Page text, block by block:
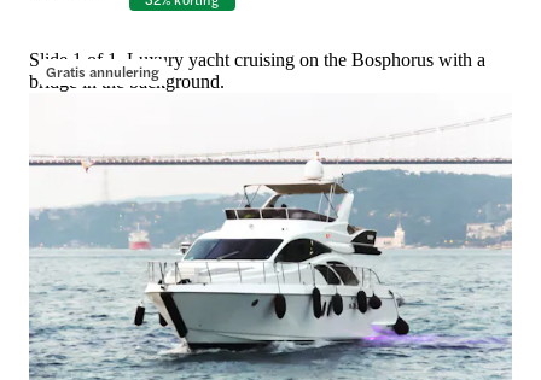
Gratis annulering
Slide 1 of 1, Luxury yacht cruising on the Bosphorus with a
bridge in the background.